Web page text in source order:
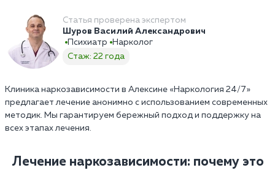
Статья проверена экспертом
Шуров Василий Александрович
Психиатр
Нарколог
Стаж: 22 года
Клиника наркозависимости в Алексине «Наркология 24/7»
предлагает лечение анонимно с использованием современных
методик. Мы гарантируем бережный подход и поддержку на
всех этапах лечения.
Лечение наркозависимости: почему это